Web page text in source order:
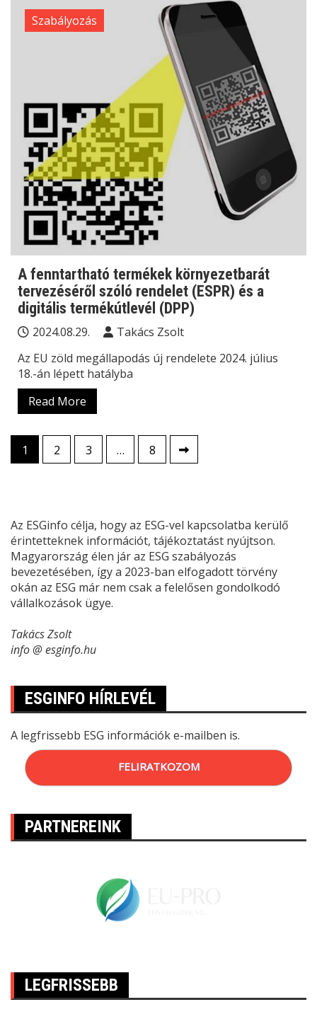
Szabályozás
A fenntartható termékek környezetbarát
tervezéséről szóló rendelet (ESPR) és a
digitális termékútlevél (DPP)
2024.08.29.
Takács Zsolt
Az EU zöld megállapodás új rendelete 2024. július
18.-án lépett hatályba
Read More
Bejegyzések
lapozása
1 2 3 … 8
Az ESGinfo célja, hogy az ESG-vel kapcsolatba kerülő
érintetteknek információt, tájékoztatást nyújtson.
Magyarország élen jár az ESG szabályozás
bevezetésében, így a 2023-ban elfogadott törvény
okán az ESG már nem csak a felelősen gondolkodó
vállalkozások ügye.
Takács Zsolt
info @ esginfo.hu
ESGINFO HÍRLEVÉL
A legfrissebb ESG információk e-mailben is.
FELIRATKOZOM
PARTNEREINK
LEGFRISSEBB